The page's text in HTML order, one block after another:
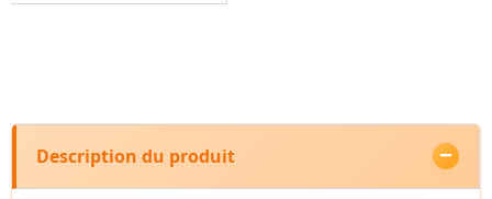
Description du produit